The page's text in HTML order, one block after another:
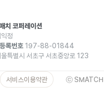
치 코퍼레이션
정
록번호197-88-01844
특별시 서초구 서초중앙로 123
서비스이용약관 ⓒ SMATCH